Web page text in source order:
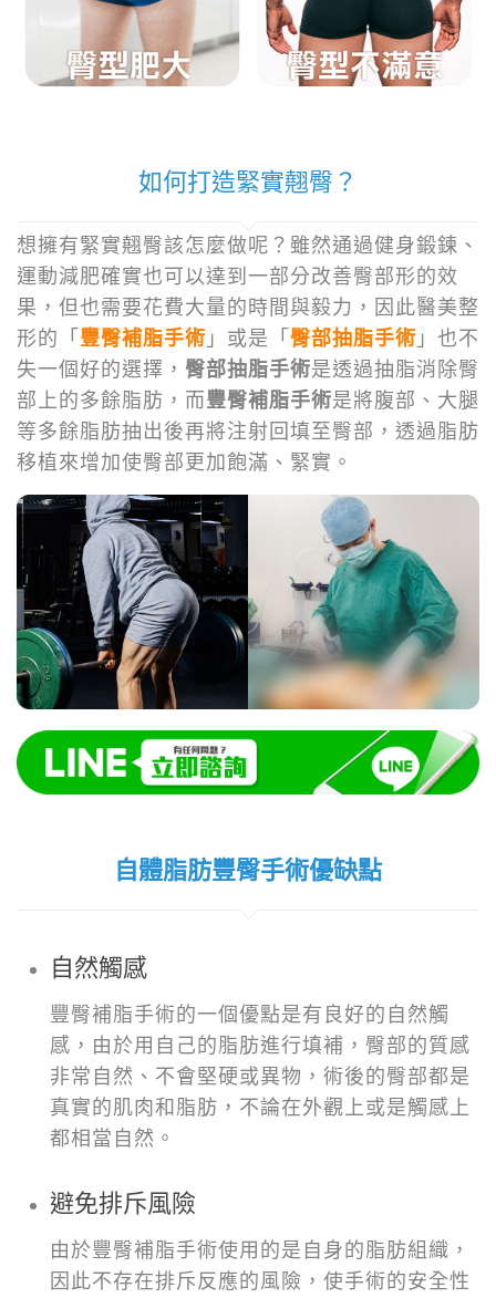
如何打造緊實翹臀？
想擁有緊實翹臀該怎麼做呢？雖然通過健身鍛鍊、
運動減肥確實也可以達到一部分改善臀部形的效
果，但也需要花費大量的時間與毅力，因此醫美整
形的「 豐臀補脂手術 」或是「 臀部抽脂手術 」也不
失一個好的選擇， 臀部抽脂手術是透過抽脂消除臀
部上的多餘脂肪，而豐臀補脂手術是將腹部、大腿
等多餘脂肪抽出後再將注射回填至臀部，透過脂肪
移植來增加使臀部更加飽滿、緊實。
自體脂肪豐臀手術優缺點
自然觸感
豐臀補脂手術的一個優點是有良好的自然觸
感，由於用自己的脂肪進行填補，臀部的質感
非常自然、不會堅硬或異物，術後的臀部都是
真實的肌肉和脂肪，不論在外觀上或是觸感上
都相當自然。
避免排斥風險
由於豐臀補脂手術使用的是自身的脂肪組織，
因此不存在排斥反應的風險，使手術的安全性